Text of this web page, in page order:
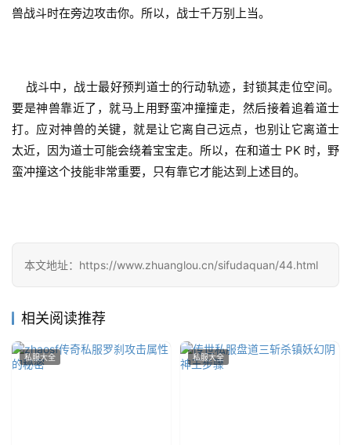
兽战斗时在旁边攻击你。所以，战士千万别上当。
战斗中，战士最好预判道士的行动轨迹，封锁其走位空间。
要是神兽靠近了，就马上用野蛮冲撞撞走，然后接着追着道士
打。应对神兽的关键，就是让它离自己远点，也别让它离道士
太近，因为道士可能会绕着宝宝走。所以，在和道士 PK 时，野
蛮冲撞这个技能非常重要，只有靠它才能达到上述目的。
本文地址：https://www.zhuanglou.cn/sifudaquan/44.html
相关阅读推荐
私服大全 私服大全